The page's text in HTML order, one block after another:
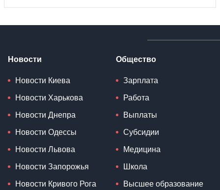
Новости
Новости Киева
Новости Харькова
Новости Днепра
Новости Одессы
Новости Львова
Новости Запорожья
Новости Кривого Рога
Общество
Зарплата
Работа
Выплаты
Субсидии
Медицина
Школа
Высшее образование